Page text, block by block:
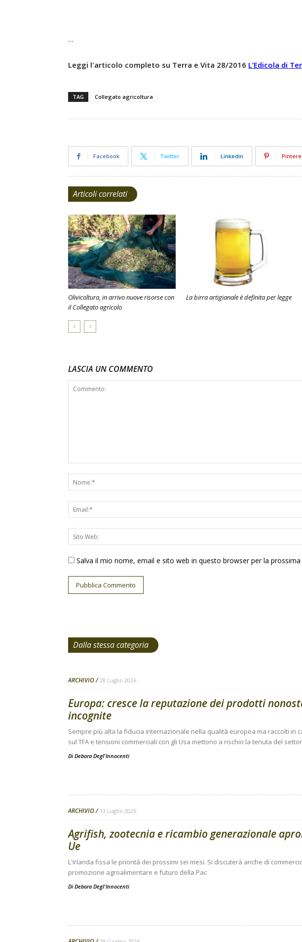
…
Leggi l'articolo completo su Terra e Vita 28/2016 L’Edicola di
TAG Collegato agricoltura
Facebook Twitter Linkedin
Articoli correlati
Olivicoltura, in arrivo nuove risorse con
il Collegato agricolo
La birra artigianale è definita per legge
LASCIA UN COMMENTO
Salva il mio nome, email e sito web in questo browser per la
Dalla stessa categoria
ARCHIVIO 28 Luglio 2026
Europa: cresce la reputazione dei prodotti
incognite
Sempre più alta la fiducia internazionale nella qualità europea ma raccolti in
sul TFA e tensioni commerciali con gli Usa mettono a rischio la tenuta del
Di Debora Degl'Innocenti
ARCHIVIO 13 Luglio 2026
Agrifish, zootecnia e ricambio generazionale
Ue
L'Irlanda fissa le priorità dei prossimi sei mesi. Si discuterà anche di
promozione agroalimentare e futuro della Pac
Di Debora Degl'Innocenti